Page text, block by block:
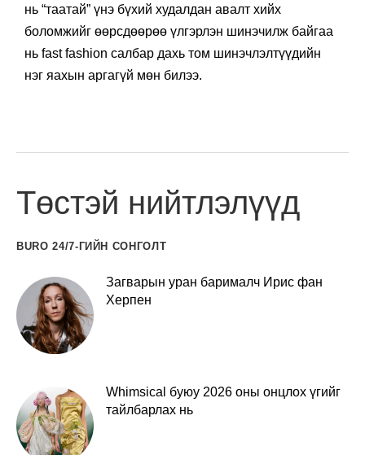
нь “таатай” үнэ бүхий худалдан авалт хийх
боломжийг өөрсдөөрөө үлгэрлэн шинэчилж байгаа
нь fast fashion cалбар дахь том шинэчлэлтүүдийн
нэг яахын аргагүй мөн билээ.
Төстэй нийтлэлүүд
BURO 24/7-ГИЙН СОНГОЛТ
Загварын уран барималч Ирис фан
Херпен
Whimsical буюу 2026 оны онцлох үгийг
тайлбарлах нь